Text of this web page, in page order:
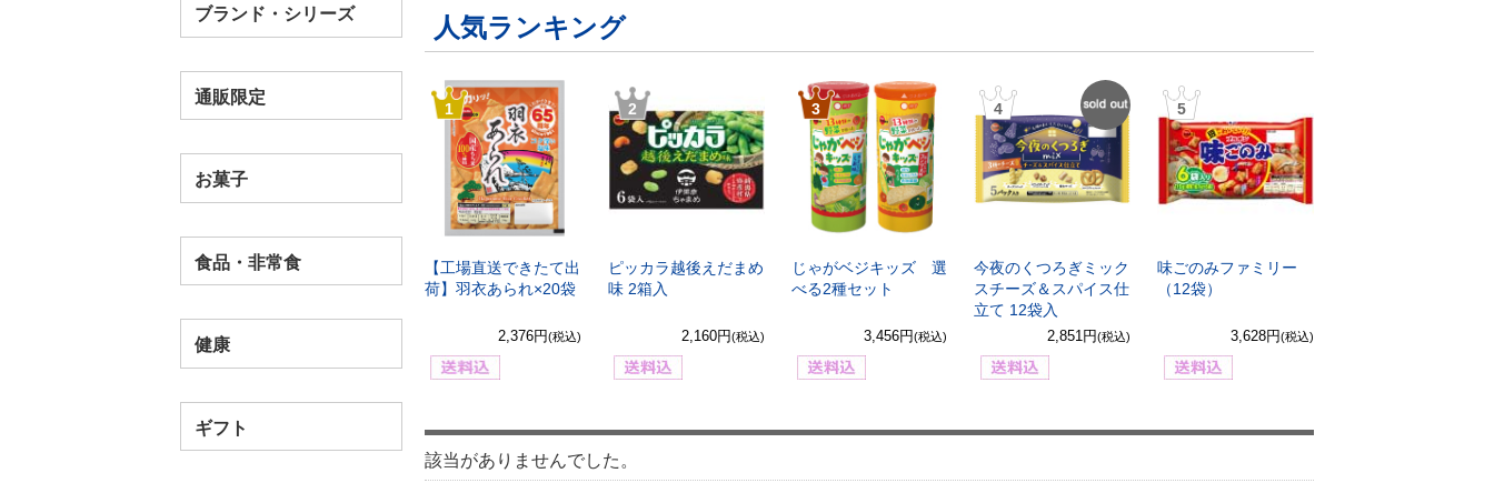
ブランド・シリーズ
通販限定
お菓子
食品・非常食
健康
ギフト
人気ランキング
1
【工場直送できたて出
荷】羽衣あられ×20袋
2,376円(税込)
2
ピッカラ越後えだまめ
味 2箱入
2,160円(税込)
3
じゃがベジキッズ 選
べる2種セット
3,456円(税込)
4
OUT
今夜のくつろぎミック
スチーズ＆スパイス仕
立て 12袋入
2,851円(税込)
5
味ごのみファミリー
（12袋）
3,628円(税込)
該当がありませんでした。